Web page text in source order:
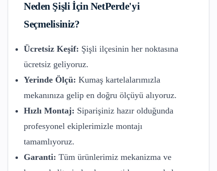
Neden Şişliİçin NetPerde'yi
Seçmelisiniz?
Ücretsiz Keşif: Şişli ilçesinin her noktasına
ücretsiz geliyoruz.
Yerinde Ölçü: Kumaş kartelalarımızla
mekanınıza gelip en doğru ölçüyü alıyoruz.
Hızlı Montaj: Siparişiniz hazır olduğunda
profesyonel ekiplerimizle montajı
tamamlıyoruz.
Garanti: Tüm ürünlerimiz mekanizma ve